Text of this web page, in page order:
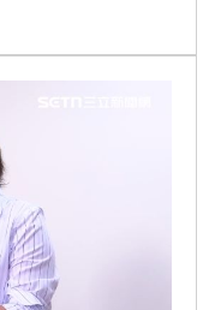
、使用牌照稅及
不再受限於親屬認
平等的稅務權
。此舉不僅消弭了
婚家庭的居住與生
，促進租稅公平